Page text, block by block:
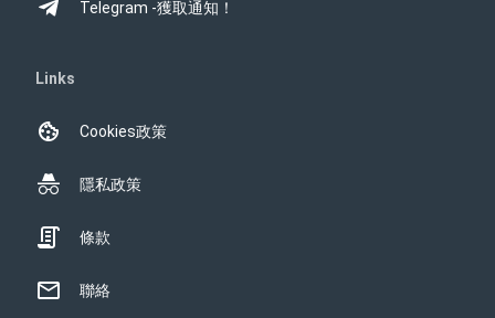
Telegram -獲取通知！
Links
Cookies政策
隱私政策
條款
聯絡